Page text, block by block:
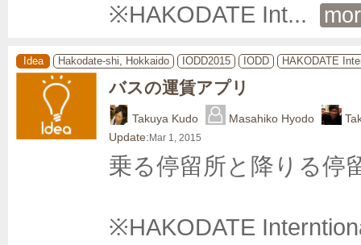
※HAKODATE Int...
Idea Hakodate-shi, Hokkaido IODD2015 IODD HAKODATE
バスの運賃アプリ
Takuya Kudo Masahiko Hyodo
Update: Mar 1, 2015
乗る停留所と降りる停
※HAKODATE